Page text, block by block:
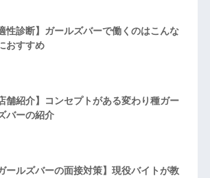
性診断】ガールズバーで働くのはこんな
おすすめ
舗紹介】コンセプトがある変わり種ガー
バーの紹介
ールズバーの面接対策】現役バイトが教